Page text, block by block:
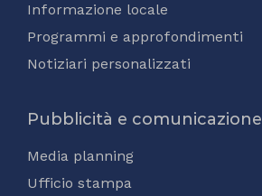
Informazione locale
Programmi e approfondimenti
Notiziari personalizzati
Pubblicità e comunicazione
Media planning
Ufficio stampa